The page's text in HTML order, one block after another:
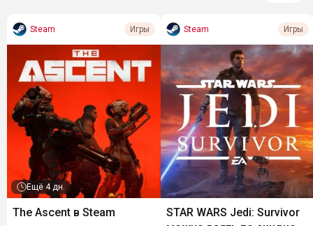
Steam Игры
Ещё4 дн.
The Ascent в Steam
Steam Игры
STAR WARS Jedi: Survivor